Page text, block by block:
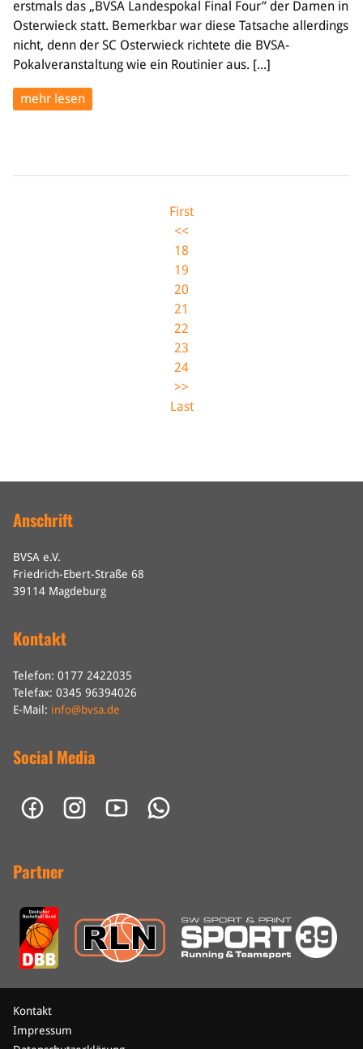
erstmals das „BVSA Landespokal Final Four” der Damen in
Osterwieck statt. Bemerkbar war diese Tatsache allerdings
nicht, denn der SC Osterwieck richtete die BVSA-
Pokalveranstaltung wie ein Routinier aus. [...]
mehr lesen
First
<<
18
19
20
21
22
23
24
>>
Last
Anschrift
BVSA e.V.
Friedrich-Ebert-Straße 68
39114 Magdeburg
Kontakt
Telefon: 0177 2422035
Telefax: 0345 96394026
E-Mail: info@bvsa.de
Social Media
Partner
Kontakt
Impressum